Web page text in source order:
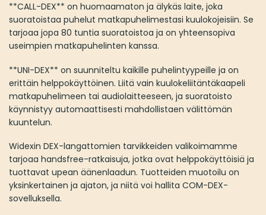
**CALL-DEX** on huomaamaton ja älykäs laite, joka
suoratoistaa puhelut matkapuhelimestasi kuulokojeisiin. Se
tarjoaa jopa 80 tuntia suoratoistoa ja on yhteensopiva
useimpien matkapuhelinten kanssa.
**UNI-DEX** on suunniteltu kaikille puhelintyypeille ja on
erittäin helppokäyttöinen. Liitä vain kuulokeliitäntäkaapeli
matkapuhelimeen tai audiolaitteeseen, ja suoratoisto
käynnistyy automaattisesti mahdollistaen välittömän
kuuntelun.
Widexin DEX-langattomien tarvikkeiden valikoimamme
tarjoaa handsfree-ratkaisuja, jotka ovat helppokäyttöisiä ja
tuottavat upean äänenlaadun. Tuotteiden muotoilu on
yksinkertainen ja ajaton, ja niitä voi hallita COM-DEX-
sovelluksella.